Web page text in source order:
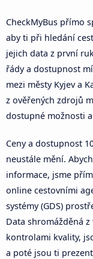
CheckMyBus přímo
aby ti při hledání
jejich data z první
řády a dostupnost
mezi městy Kyjev a
z ověřených zdrojů
dostupné možnosti
Ceny a dostupnost
neustále mění.
informace, jsme
online cestovními
systémy (GDS)
Data shromážděná
kontrolami kvality,
a poté jsou ti